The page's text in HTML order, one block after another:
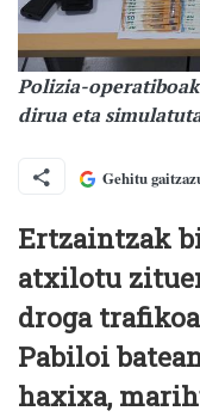
Polizia-
dirua eta
Gehitu
Ertzaintzak
atxilotu
droga
Pabiloi
haxixa,